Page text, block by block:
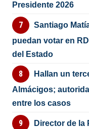
Presidente 2026
Santiago
puedan votar en
del Estado
Hallan un
Almácigos;
entre los casos
Director de la